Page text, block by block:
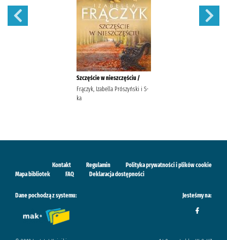
Szczęście w nieszczęściu /
Frączyk, Izabella Prószyński i S-
ka
Kontakt Regulamin
Polityka prywatności i plików cookie
Mapa bibliotek
FAQ Deklaracja dostępności
Dane pochodzą z systemu: Jesteśmy na: